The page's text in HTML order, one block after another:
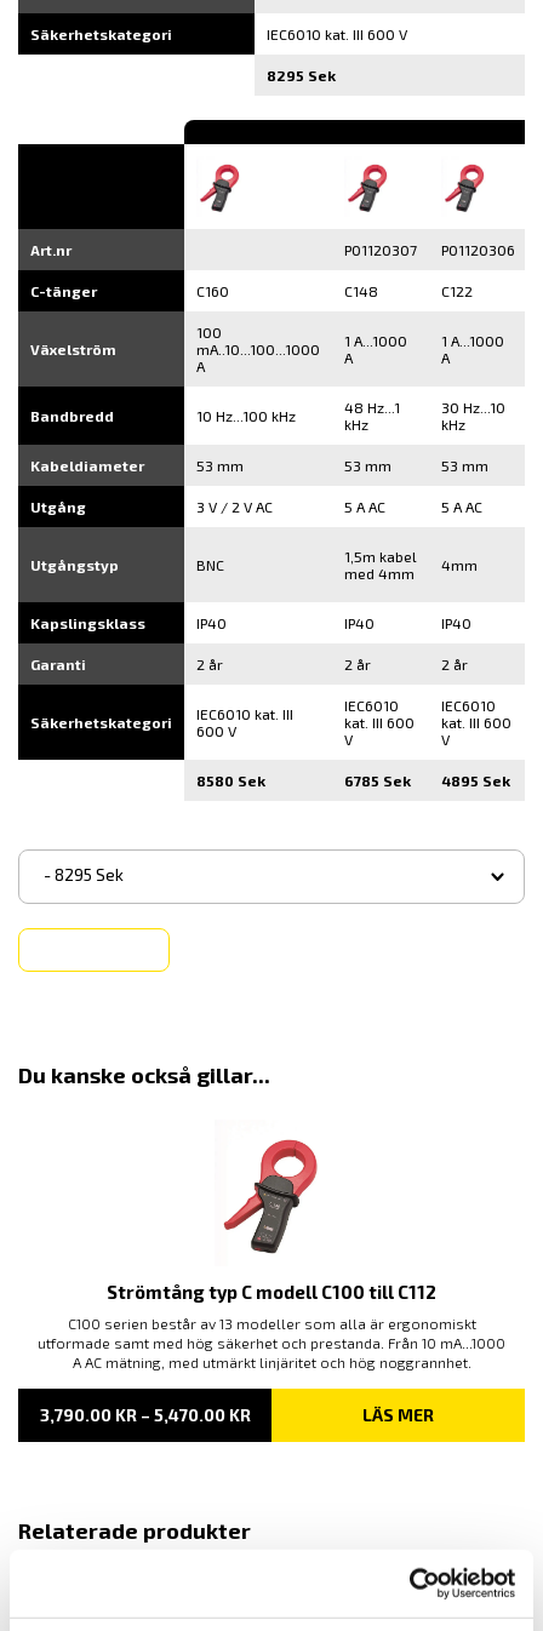
Säkerhetskategori IEC6010 kat. III 600 V
8295 Sek
Art.nr P01120307 P01120306
C-tänger C160 C148 C122
Växelström
100
mA..10...100...1000
A
1 A...1000
A
1 A...1000
A
Bandbredd 10 Hz...100 kHz
48 Hz...1
kHz
30 Hz...10
kHz
Kabeldiameter 53 mm 53 mm 53 mm
Utgång 3 V / 2 V AC 5 A AC 5 A AC
Utgångstyp BNC
1,5m kabel
med 4mm
4mm
Kapslingsklass IP40 IP40 IP40
Garanti 2 år 2 år 2 år
Säkerhetskategori
IEC6010 kat. III
600 V
IEC6010
kat. III 600
V
IEC6010
kat. III 600
V
8580 Sek 6785 Sek 4895 Sek
- 8295 Sek
▾
Du kanske också gillar...
Strömtång typ C modell C100 till C112
C100 serien består av 13 modeller som alla är ergonomiskt
utformade samt med hög säkerhet och prestanda. Från 10 mA...1000
A AC mätning, med utmärkt linjäritet och hög noggrannhet.
3,790.00 KR – 5,470.00 KRPRISINTERVALL:
TILL
LÄS MER
Relaterade produkter